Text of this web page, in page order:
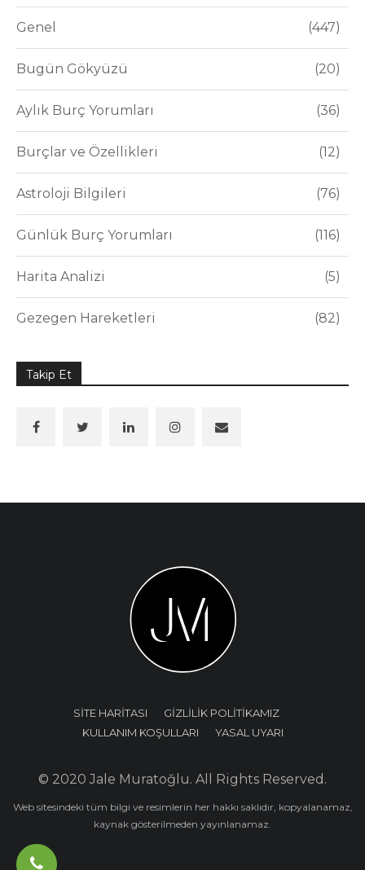
Genel 447
Bugün Gökyüzü 20
Aylık Burç Yorumları 36
Burçlar ve Özellikleri 12
Astroloji Bilgileri 76
Günlük Burç Yorumları 116
Harita Analizi 5
Gezegen Hareketleri 82
Takip Et
SİTE HARİTASI
GİZLİLİK POLİTİKAMIZ
KULLANIM KOŞULLARI
YASAL UYARI
© 2020 Jale Muratoğlu. All Rights Reserved.
Web sitesindeki tüm bilgi ve resimlerin her hakkı saklıdır, kopyalanamaz,
kaynak gösterilmeden yayınlanamaz.